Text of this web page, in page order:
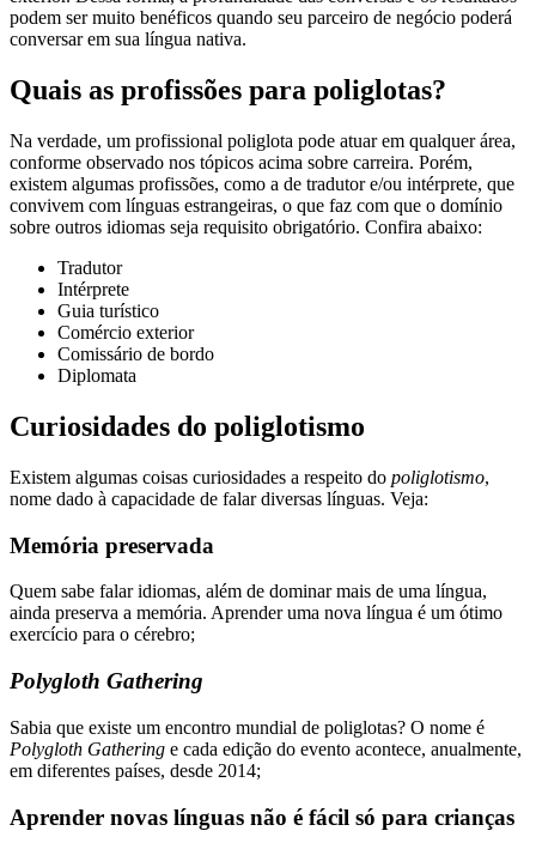
podem ser muito benéficos quando seu parceiro de negócio poderá
conversar em sua língua nativa.
Quais as profissões para poliglotas?
Na verdade, um profissional poliglota pode atuar em qualquer área,
conforme observado nos tópicos acima sobre carreira. Porém,
existem algumas profissões, como a de tradutor e/ou intérprete, que
convivem com línguas estrangeiras, o que faz com que o domínio
sobre outros idiomas seja requisito obrigatório. Confira abaixo:
Tradutor
Intérprete
Guia turístico
Comércio exterior
Comissário de bordo
Diplomata
Curiosidades do poliglotismo
Existem algumas coisas curiosidades a respeito do poliglotismo,
nome dado à capacidade de falar diversas línguas. Veja:
Memória preservada
Quem sabe falar idiomas, além de dominar mais de uma língua,
ainda preserva a memória. Aprender uma nova língua é um ótimo
exercício para o cérebro;
Polygloth Gathering
Sabia que existe um encontro mundial de poliglotas? O nome é
Polygloth Gathering e cada edição do evento acontece, anualmente,
em diferentes países, desde 2014;
Aprender novas línguas não é fácil só para crianças